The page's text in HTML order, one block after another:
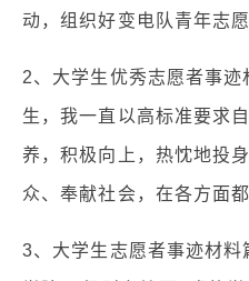
动，组织好变电队青年志愿
2、大学生优秀志愿者事
生，我一直以高标准要求
养，积极向上，热忱地投
众、奉献社会，在各方面
3、大学生志愿者事迹材